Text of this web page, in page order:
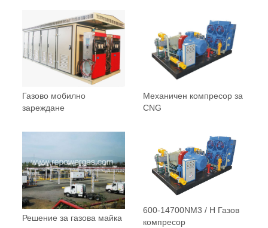
Газово мобилно
зареждане
Механичен компресор за
CNG
Решение за газова майка
600-14700NM3 / H Газов
компресор